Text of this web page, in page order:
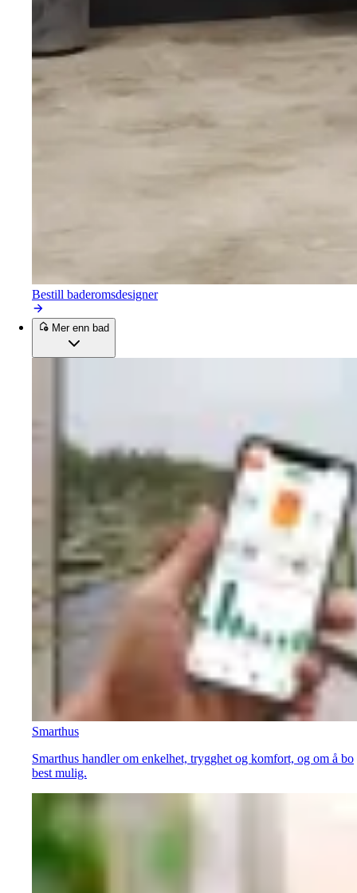
Bestill baderomsdesigner
Mer enn bad
Smarthus
Smarthus handler om enkelhet, trygghet og komfort, og om å bo
best mulig.